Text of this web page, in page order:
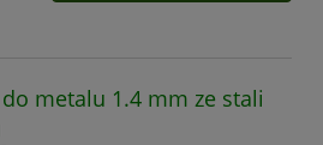
metalu 1.4 mm ze stali